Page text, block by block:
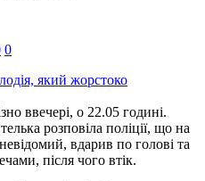
0
ввечері, о 22.05 годині.
розповіла поліції, що на
вдарив по голові та
після чого втік.